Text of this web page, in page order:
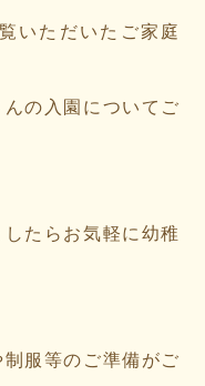
いただいたご家庭
の入園についてご
たらお気軽に幼稚
服等のご準備がご